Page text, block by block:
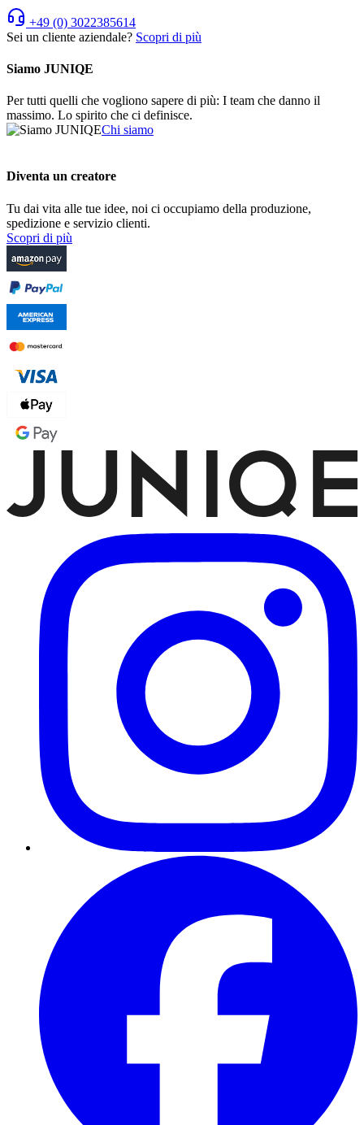
+49 (0) 3022385614
Sei un cliente aziendale? Scopri di più
Siamo JUNIQE
Per tutti quelli che vogliono sapere di più: I team che danno il
massimo. Lo spirito che ci definisce.
Chi siamo
Diventa un creatore
Tu dai vita alle tue idee, noi ci occupiamo della produzione,
spedizione e servizio clienti.
Scopri di più